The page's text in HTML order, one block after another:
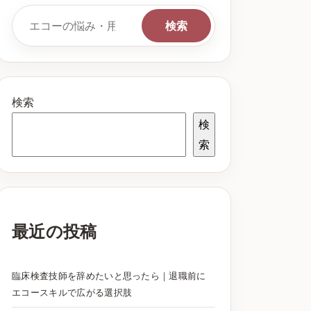
検索キーワード
検索
検索
検
索
最近の投稿
臨床検査技師を辞めたいと思ったら｜退職前に
エコースキルで広がる選択肢